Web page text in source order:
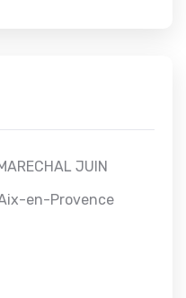
JUIN
en-Provence